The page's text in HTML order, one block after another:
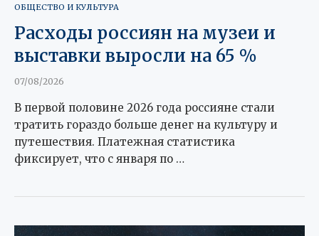
ОБЩЕСТВО И КУЛЬТУРА
Расходы россиян на музеи и
выставки выросли на 65 %
07/08/2026
В первой половине 2026 года россияне стали
тратить гораздо больше денег на культуру и
путешествия. Платежная статистика
фиксирует, что с января по …